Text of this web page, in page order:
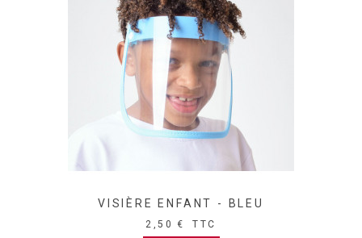
VISIÈRE ENFANT - BLEU
2,50 € TTC